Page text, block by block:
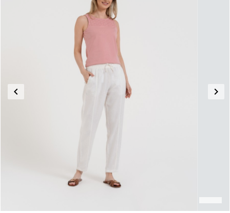
Poprzedni
keyboard_arrow_left keyboard_arrow_right